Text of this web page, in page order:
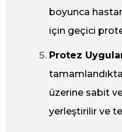
boyunca
için geçici
Protez
üzerine sabit
yerleştirilir ve